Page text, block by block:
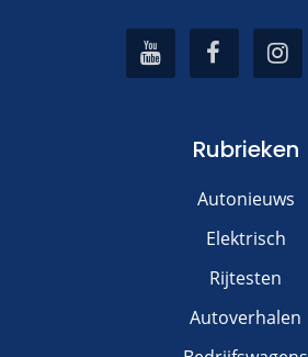
Rubrieken
Autonieuws
Elektrisch
Rijtesten
Autoverhalen